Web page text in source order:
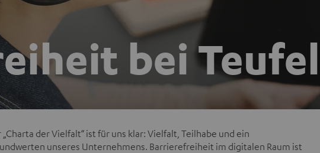
bei Teufel
der Vielfalt“ ist für uns klar: Vielfalt, Teilhabe und ein
unseres Unternehmens. Barrierefreiheit im digitalen Raum ist